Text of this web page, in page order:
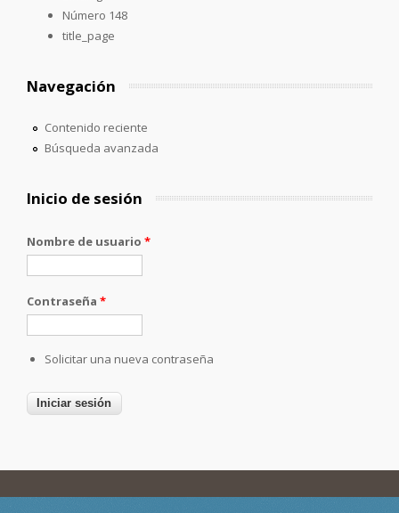
Número 148
title_page
Navegación
Contenido reciente
Búsqueda avanzada
Inicio de sesión
Nombre de usuario *
Contraseña *
Solicitar una nueva contraseña